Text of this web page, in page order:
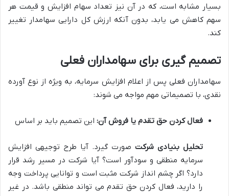
بسیار مشابه است، که در آن نیز تعداد سهام افزایش و قیمت هر
سهم کاهش می یابد، بدون آنکه ارزش کل دارایی سهامدار تغییر
کند.
تصمیم گیری برای سهامداران فعلی
سهامداران فعلی پس از اعلام افزایش سرمایه، به ویژه از نوع آورده
نقدی، با تصمیماتی مهم مواجه می شوند:
فعال کردن حق تقدم یا فروش آن: این تصمیم باید بر اساس
تحلیل بنیادی شرکت صورت گیرد. آیا طرح توجیهی افزایش
سرمایه منطقی و سودآور است؟ آیا شرکت در مسیر رشد قرار
دارد؟ اگر چشم انداز شرکت مثبت است و توانایی پرداخت وجه
را دارید، فعال کردن حق تقدم می تواند منطقی باشد. در غیر